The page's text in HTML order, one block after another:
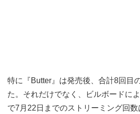
特に『Butter』は発売後、合計8回目
た。それだけでなく、ビルボードに
で7月22日までのストリーミング回